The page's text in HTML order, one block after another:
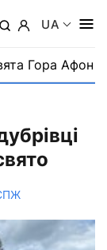
UA
Гора Афон